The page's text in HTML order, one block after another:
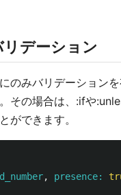
デーション
のみバリデーション
その場合は、:ifや
ができます。
, presence: